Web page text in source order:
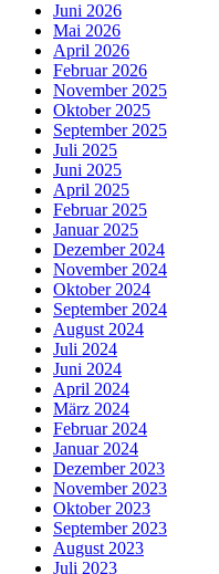
Juni 2026
Mai 2026
April 2026
Februar 2026
November 2025
Oktober 2025
September 2025
Juli 2025
Juni 2025
April 2025
Februar 2025
Januar 2025
Dezember 2024
November 2024
Oktober 2024
September 2024
August 2024
Juli 2024
Juni 2024
April 2024
März 2024
Februar 2024
Januar 2024
Dezember 2023
November 2023
Oktober 2023
September 2023
August 2023
Juli 2023